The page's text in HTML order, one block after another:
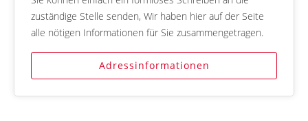
zuständige Stelle senden, Wir haben hier auf der Seite
alle nötigen Informationen für Sie zusammengetragen.
Adressinformationen